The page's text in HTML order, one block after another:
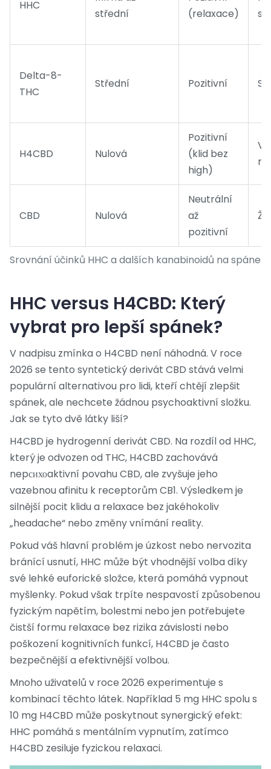
Srovnání účinků HHC a dalších kanabinoidů na spánek
HHC
střední
(relaxace)
Delta-8-
THC
Střední Pozitivní
H4CBD Nulová
Pozitivní
(klid bez
high)
CBD Nulová
Neutrální
až
pozitivní
HHC versus H4CBD: Který
vybrat pro lepší spánek?
V nadpisu zmínka o H4CBD není náhodná. V roce
2026 se tento syntetický derivát CBD stává velmi
populární alternativou pro lidi, kteří chtějí zlepšit
spánek, ale nechcete žádnou psychoaktivní složku.
Jak se tyto dvě látky liší?
H4CBD je hydrogenní derivát CBD. Na rozdíl od HHC,
který je odvozen od THC, H4CBD zachovává
nepсихоaktivní povahu CBD, ale zvyšuje jeho
vazebnou afinitu k receptorům CB1. Výsledkem je
silnější pocit klidu a relaxace bez jakéhokoliv
„headache“ nebo změny vnímání reality.
Pokud váš hlavní problém je úzkost nebo nervozita
bránící usnutí, HHC může být vhodnější volba díky
své lehké euforické složce, která pomáhá vypnout
myšlenky. Pokud však trpíte nespavostí způsobenou
fyzickým napětím, bolestmi nebo jen potřebujete
čistší formu relaxace bez rizika závislosti nebo
poškození kognitivních funkcí, H4CBD je často
bezpečnější a efektivnější volbou.
Mnoho uživatelů v roce 2026 experimentuje s
kombinací těchto látek. Například 5 mg HHC spolu s
10 mg H4CBD může poskytnout synergický efekt:
HHC pomáhá s mentálním vypnutím, zatímco
H4CBD zesiluje fyzickou relaxaci.